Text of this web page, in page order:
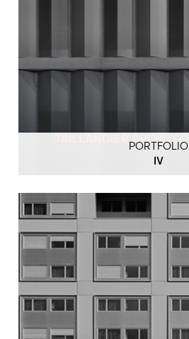
PORTFOLIO
IV